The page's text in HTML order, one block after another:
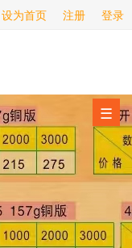
登录
注册
设为首页
☰